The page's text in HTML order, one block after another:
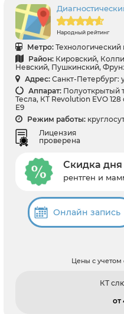
Народный рейтинг
Метро: Технологический
Район: Кировский,
Невский, Пушкинский,
Адрес: Санкт-Петербург:
Аппарат: Полуоткрытый
Тесла, КТ Revolution EVO
E9
Режим работы:
Лицензия
проверена
Скидка
рентген и
Онлайн запись
Цены с учетом
КТ
от